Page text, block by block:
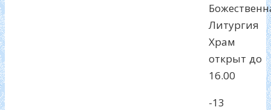
Литургия
Храм
открыт до
16.00
-13